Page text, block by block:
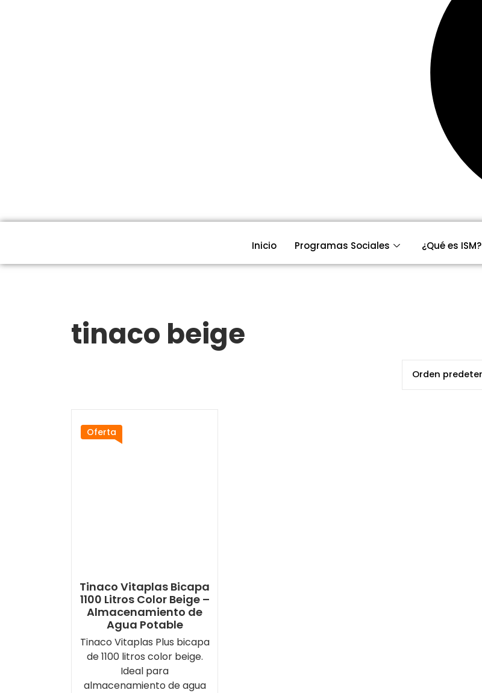
Inicio Programas Sociales ¿Qué es ISM?
tinaco beige
Oferta
Tinaco Vitaplas Bicapa
1100 Litros Color Beige –
Almacenamiento de
Agua Potable
Tinaco Vitaplas Plus bicapa
de 1100 litros color beige.
Ideal para
almacenamiento de agua